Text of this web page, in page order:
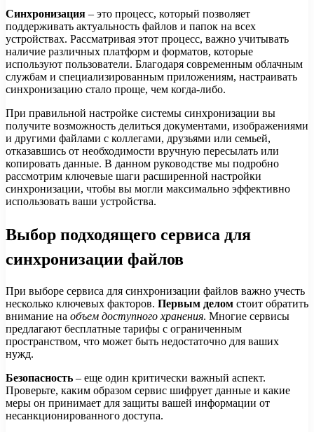
Синхронизация – это процесс, который позволяет
поддерживать актуальность файлов и папок на всех
устройствах. Рассматривая этот процесс, важно учитывать
наличие различных платформ и форматов, которые
используют пользователи. Благодаря современным облачным
службам и специализированным приложениям, настраивать
синхронизацию стало проще, чем когда-либо.
При правильной настройке системы синхронизации вы
получите возможность делиться документами, изображениями
и другими файлами с коллегами, друзьями или семьей,
отказавшись от необходимости вручную пересылать или
копировать данные. В данном руководстве мы подробно
рассмотрим ключевые шаги расширенной настройки
синхронизации, чтобы вы могли максимально эффективно
использовать ваши устройства.
Выбор подходящего сервиса для
синхронизации файлов
При выборе сервиса для синхронизации файлов важно учесть
несколько ключевых факторов. Первым делом стоит обратить
внимание на объем доступного хранения. Многие сервисы
предлагают бесплатные тарифы с ограниченным
пространством, что может быть недостаточно для ваших
нужд.
Безопасность – еще один критически важный аспект.
Проверьте, каким образом сервис шифрует данные и какие
меры он принимает для защиты вашей информации от
несанкционированного доступа.